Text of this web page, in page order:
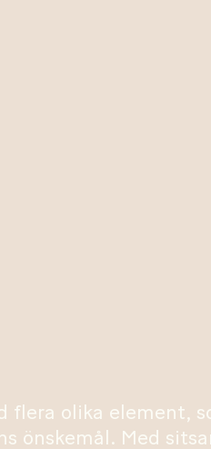
flera olika element,
önskemål. Med